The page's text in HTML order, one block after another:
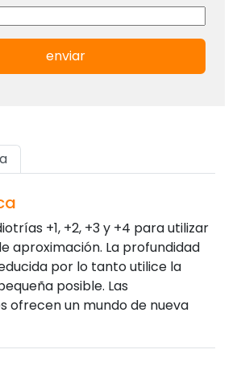
enviar
+1, +2, +3 y +4 para utilizar
aproximación. La profundidad
por lo tanto utilice la
posible. Las
ofrecen un mundo de nueva